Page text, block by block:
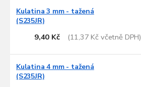
p
Kulatina 3 mm - tažená
(S235JR)
9,40 Kč (11,37 Kč včetně DPH)
Kulatina 4 mm - tažená
(S235JR)